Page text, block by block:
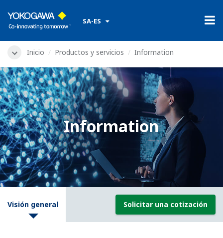
SA-ES
Inicio Productos y servicios Information
Information
Visión general Solicitar una cotización